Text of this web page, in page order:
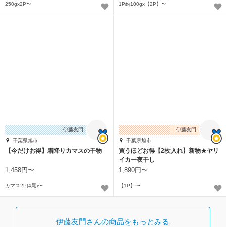
250gx2P〜 1P約100gx【2P】〜
伊藤友門
千葉県旭市
【今だけお得】霜降りカマスの干物
1,458円〜
カマス2P(4尾)〜
伊藤友門
千葉県旭市
買うほどお得【2枚入れ】新物★ヤリ
イカ一夜干し
1,890円〜
【1P】〜
伊藤友門さんの商品をもっとみる